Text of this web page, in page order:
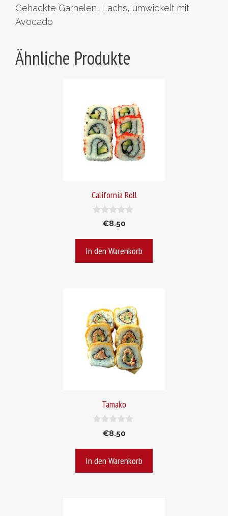
Gehackte Garnelen, Lachs, umwickelt mit
Avocado
Ähnliche Produkte
California Roll
5
€8.50
In den Warenkorb
Tamako
5
€8.50
In den Warenkorb